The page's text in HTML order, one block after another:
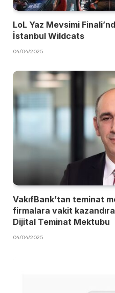
LoL Yaz Mevsimi
İstanbul Wildcats
04/04/2025
VakıfBank’tan teminat
firmalara vakit
Dijital Teminat Mektubu
04/04/2025